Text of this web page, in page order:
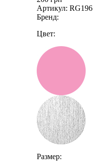
Артикул: RG196
Бренд:
Цвет:
Размер: